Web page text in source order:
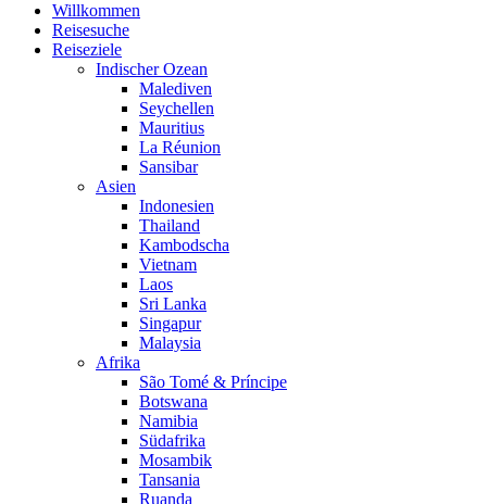
Willkommen
Reisesuche
Reiseziele
Indischer Ozean
Malediven
Seychellen
Mauritius
La Réunion
Sansibar
Asien
Indonesien
Thailand
Kambodscha
Vietnam
Laos
Sri Lanka
Singapur
Malaysia
Afrika
São Tomé & Príncipe
Botswana
Namibia
Südafrika
Mosambik
Tansania
Ruanda